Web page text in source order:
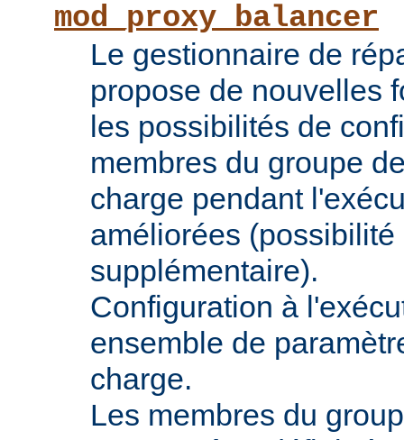
mod_proxy_balancer
Le gestionnaire de
propose de nouvelles
les possibilités de
membres du groupe
charge pendant
améliorées
supplémentaire).
Configuration à
ensemble de
charge.
Les membres du